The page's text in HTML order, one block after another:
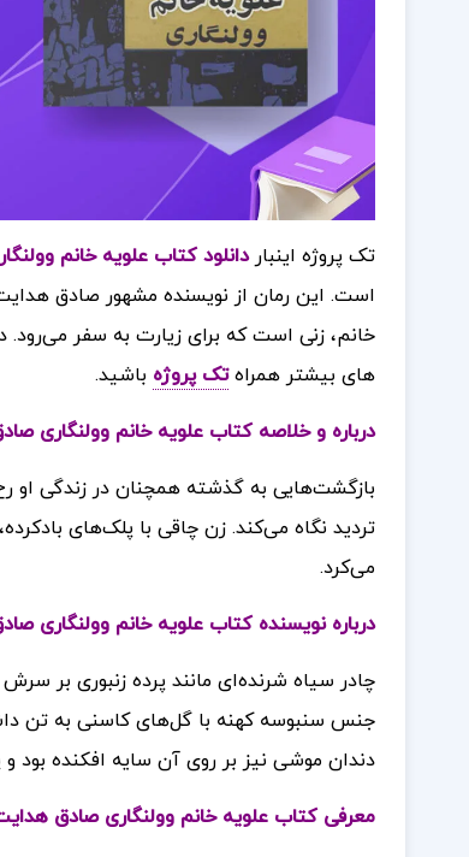
تک پروژه اینباردانلود کتاب علویه خانم
است. این رمان از نویسنده مشهور صادق
خانم، زنی است که برای زیارت به سفر می‌رود.
های بیشتر همراهتک پروژه باشید.
درباره و خلاصه کتاب علویه خانم وولنگاری
بازگشت‌هایی به گذشته همچنان در زندگی او
تردید نگاه می‌کند. زن چاقی با پلک‌های
می‌کرد.
درباره نویسنده کتاب علویه خانم وولنگاری
چادر سیاه شرنده‌ای مانند پرده زنبوری بر
جنس سنبوسه کهنه با گل‌های کاسنی به تن
دندان موشی نیز بر روی آن سایه افکنده بود
معرفی کتاب علویه خانم وولنگاری صادق